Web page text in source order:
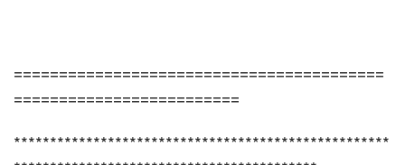
=========================================
=========================
****************************************************